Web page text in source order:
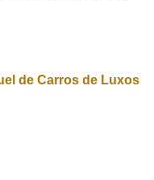
de Carros de Luxos